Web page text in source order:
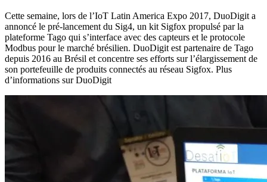
Cette semaine, lors de l’IoT Latin America Expo 2017, DuoDigit a
annoncé le pré-lancement du Sig4, un kit Sigfox propulsé par la
plateforme Tago qui s’interface avec des capteurs et le protocole
Modbus pour le marché brésilien. DuoDigit est partenaire de Tago
depuis 2016 au Brésil et concentre ses efforts sur l’élargissement de
son portefeuille de produits connectés au réseau Sigfox. Plus
d’informations sur DuoDigit